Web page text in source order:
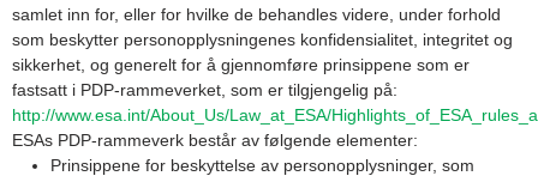
samlet inn for, eller for hvilke de behandles videre, under forhold
som beskytter personopplysningenes konfidensialitet, integritet og
sikkerhet, og generelt for å gjennomføre prinsippene som er
fastsatt i PDP-rammeverket, som er tilgjengelig på:
http://www.esa.int/About_Us/Law_at_ESA/
ESAs PDP-rammeverk består av følgende elementer:
Prinsippene for beskyttelse av personopplysninger, som